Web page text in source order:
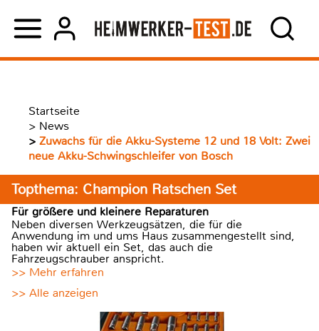
Startseite
> News
> Zuwachs für die Akku-Systeme 12 und 18 Volt: Zwei
neue Akku-Schwingschleifer von Bosch
Topthema: Champion Ratschen Set
Für größere und kleinere Reparaturen
Neben diversen Werkzeugsätzen, die für die
Anwendung im und ums Haus zusammengestellt sind,
haben wir aktuell ein Set, das auch die
Fahrzeugschrauber anspricht.
>> Mehr erfahren
>> Alle anzeigen